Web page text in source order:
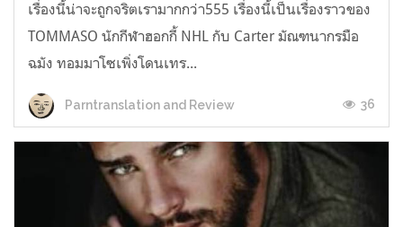
เรื่องนี้น่าจะถูกจริตเรามากกว่า555 เรื่องนี้เป็นเรื่องราวของ
TOMMASO นักกีฬาฮอกกี้ NHL กับ Carter มัณฑนากรมือ
ฉมัง ทอมมาโซเพิ่งโดนเทร...
Parntranslation and Review 36